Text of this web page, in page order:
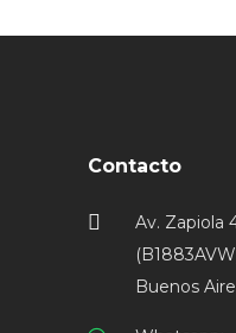
Contacto
Av. Zapiola
Buenos